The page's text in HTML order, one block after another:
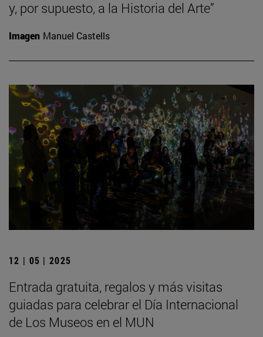
y, por supuesto, a la Historia del Arte”
Imagen Manuel Castells
12 | 05 | 2025
Entrada gratuita, regalos y más visitas
guiadas para celebrar el Día Internacional
de Los Museos en el MUN